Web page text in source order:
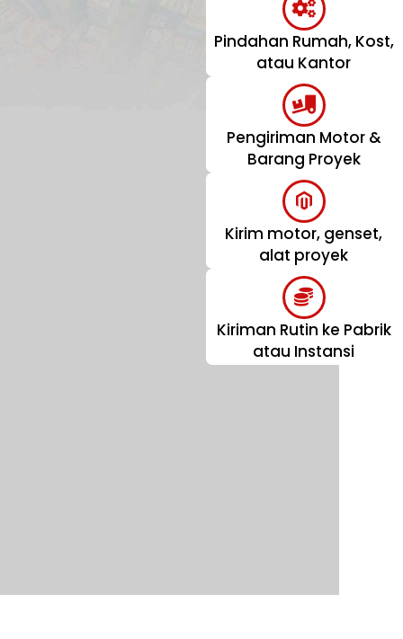
Pindahan Rumah, Kost,
atau Kantor
Pengiriman Motor &
Barang Proyek
Kirim motor, genset,
alat proyek
Kiriman Rutin ke Pabrik
atau Instansi